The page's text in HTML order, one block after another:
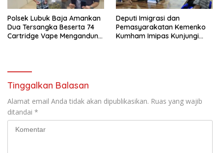
Polsek Lubuk Baja Amankan
Dua Tersangka Beserta 74
Cartridge Vape Mengandung
Deputi Imigrasi dan
Pemasyarakatan Kemenko
Kumham Imipas Kunjungi
Tinggalkan Balasan
Alamat email Anda tidak akan dipublikasikan. Ruas yang wajib
ditandai *